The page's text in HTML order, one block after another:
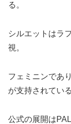
る。
シルエットはラ
視。
フェミニンであ
が支持されている
公式の展開は